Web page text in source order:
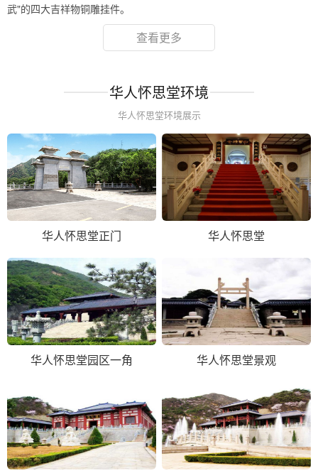
武"的四大吉祥物铜雕挂件。
查看更多
华人怀思堂环境
华人怀思堂环境展示
华人怀思堂正门 华人怀思堂
华人怀思堂园区一角 华人怀思堂景观